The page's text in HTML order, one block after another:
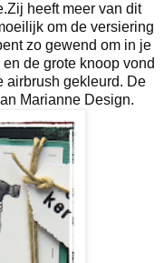
heeft meer van dit
om de versiering
zo gewend om in je
de grote knoop vond
airbrush gekleurd. De
Marianne Design.